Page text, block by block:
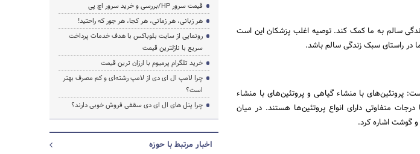
سالم به ما کمک کند. توصیه اغلب پزشکان این است
در راستای سبک زندگی سالم باشد.
پروتئین‌های با منشاء گیاهی و پروتئین‌های با منشاء
متفاوتی دارای انواع پروتئین‌ها هستند. در میان
و گوشت اشاره کرد.
قیمت سرور HP/بررسی و خرید سرور اچ پی
هر زبانی، هر زمانی، هر کجا، هر جور که راحتید!
رونمایی از سایت بلوباکس با هدف خدمات پرداخت
سریع با نازلترین قیمت
خرید تلگرام پرمیوم با ارزان ترین قیمت
چرا لامپ ال ای دی از لامپ رشته‌ای و کم مصرف بهتر
است؟
چرا پنل های ال ای دی سقفی فروش خوبی دارند؟
اخبار مرتبط با حوزه